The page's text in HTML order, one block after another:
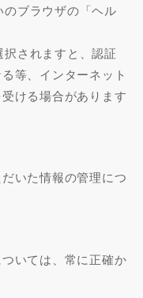
ブラウザの「ヘル
されますと、認証
等、インターネット
ける場合があります
いた情報の管理につ
いては、常に正確か